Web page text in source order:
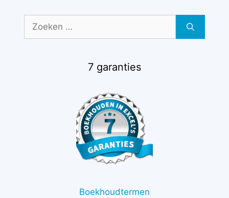
Zoek
7 garanties
Boekhoudtermen